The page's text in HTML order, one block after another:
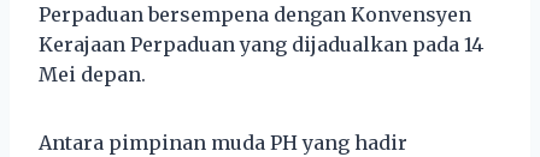
Perpaduan bersempena dengan Konvensyen
Kerajaan Perpaduan yang dijadualkan pada 14
Mei depan.
Antara pimpinan muda PH yang hadir